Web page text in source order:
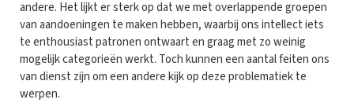
andere. Het lijkt er sterk op dat we met overlappende groepen
van aandoeningen te maken hebben, waarbij ons intellect iets
te enthousiast patronen ontwaart en graag met zo weinig
mogelijk categorieën werkt. Toch kunnen een aantal feiten ons
van dienst zijn om een andere kijk op deze problematiek te
werpen.